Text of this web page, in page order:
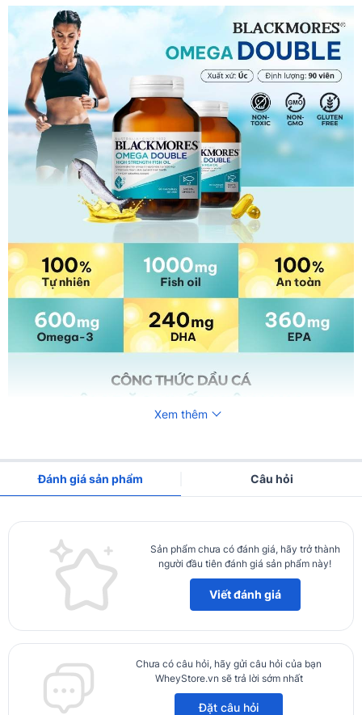
Xem thêm
Đánh giá sản phẩm Câu hỏi
Sản phẩm chưa có đánh giá, hãy trở thành
người đầu tiên đánh giá sản phẩm này!
Viết đánh giá
Chưa có câu hỏi, hãy gửi câu hỏi của bạn
WheyStore.vn sẽ trả lời sớm nhất
Đặt câu hỏi